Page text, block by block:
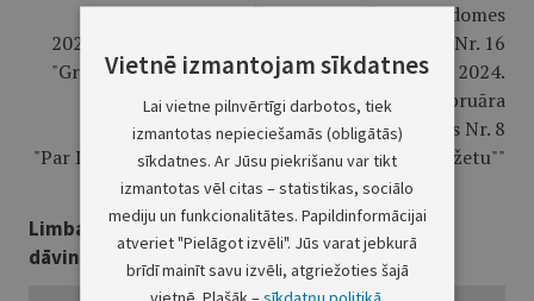
Limbažu novada pašvaldības domes
2024. gada 23. maija saistošajiem noteikumiem Nr. 16
"Grozījumi Limbažu novada pašvaldības domes 2024.
gada 21. februāra
saistošajos noteikumos Nr. 8
"Par Limbažu novada pašvaldības 2024. gada budžetu""
Limbažu novada pašvaldības ziedojumi un
dāvinājumi
Vietnē izmantojam sīkdatnes
Lai vietne pilnvērtīgi darbotos, tiek
izmantotas nepieciešamās (obligātās)
sīkdatnes. Ar Jūsu piekrišanu var tikt
izmantotas vēl citas – statistikas, sociālo
mediju un funkcionalitātes. Papildinformācijai
atveriet "Pielāgot izvēli". Jūs varat jebkurā
brīdī mainīt savu izvēli, atgriežoties šajā